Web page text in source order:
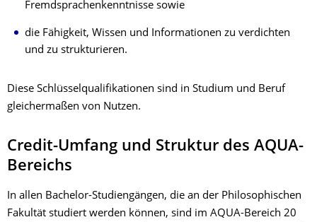
Fremdsprachenkenntnisse sowie
die Fähigkeit, Wissen und Informationen zu verdichten
und zu strukturieren.
Diese Schlüsselqualifikationen sind in Studium und Beruf
gleichermaßen von Nutzen.
Credit-Umfang und Struktur des AQUA-
Bereichs
In allen Bachelor-Studiengängen, die an der Philosophischen
Fakultät studiert werden können, sind im AQUA-Bereich 20